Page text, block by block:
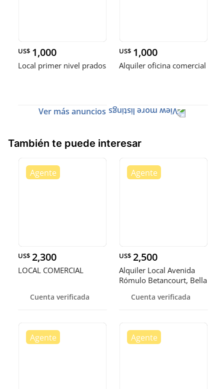
US$ 1,000
Local primer nivel prados
US$ 1,000
Alquiler oficina comercial
Ver más anuncios
También te puede interesar
US$ 2,300
LOCAL COMERCIAL
Cuenta verificada
US$ 2,500
Alquiler Local Avenida
Rómulo Betancourt, Bella
Cuenta verificada